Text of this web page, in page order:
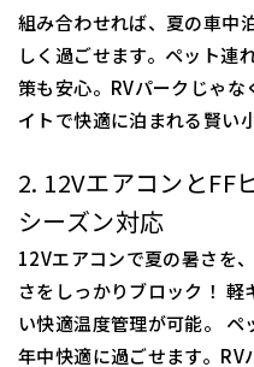
組み合わせれば、夏の車中
しく過ごせます。ペット連
策も安心。RVパークじゃな
イトで快適に泊まれる賢い
2. 12VエアコンとFF
シーズン対応
12Vエアコンで夏の暑さを
さをしっかりブロック！ 軽
い快適温度管理が可能。 ペ
年中快適に過ごせます。RV